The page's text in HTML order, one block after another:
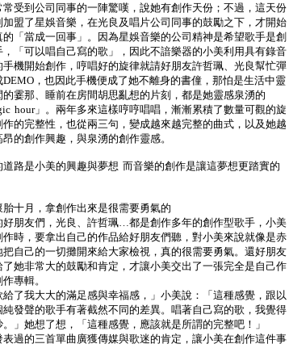
常受到公司同事的一陣驚嘆，說她有創作天份；不過，這天份
加盟了星娛音樂，在光良及唱片公司同事的鼓勵之下，才開始
的「當成一回事」。因為星娛音樂的公司精神是希望歌手是創
，「可以唱自己寫的歌」，因此不諳樂器的小美利用具有錄音
手機開始創作，哼唱好的旋律就請好朋友許哲珮、光良幫忙彈
DEMO，也因此手機便成了她不離身的書僮，那怕是生活中靈
的霎那、睡前在房間胡思亂想的片刻，都是她靈感泉湧的
hour」。兩年多來這樣哼哼唱唱，漸漸累積了數量可觀的旋
作的完整性，也從兩三句，變成越來越完整的曲式，以及她越
的創作興趣，與泉湧的創作靈感。
道路是小美的興趣與夢想 而音樂的創作是讓這夢想更踏實的
胎十月，拿創作出來是很需要勇氣的
好朋友們，光良、許哲珮…都是創作多年的創作型歌手，小美
作時，要拿出自己的作品給好朋友們聽，對小美來說就像是赤
把自己的一切攤開來給大家檢視，真的很需要勇氣。還好朋友
了她非常大的鼓勵和肯定，才讓小美交出了一張完全是自己作
專輯。
給了我大大的滿足感與幸福感，」小美說：「這種感覺，跟以
純發聲的歌手有著截然不同的差異。唱著自己寫的歌，我覺得
。」她想了想，「這種感覺，應該就是所謂的完整吧！」
表過的三首單曲廣獲傳媒與歌迷的肯定，讓小美在創作這件事